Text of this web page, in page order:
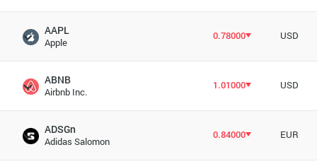
AAPL
Apple
0.78000 USD
ABNB
Airbnb Inc.
1.01000 USD
ADSGn
Adidas Salomon
0.84000 EUR